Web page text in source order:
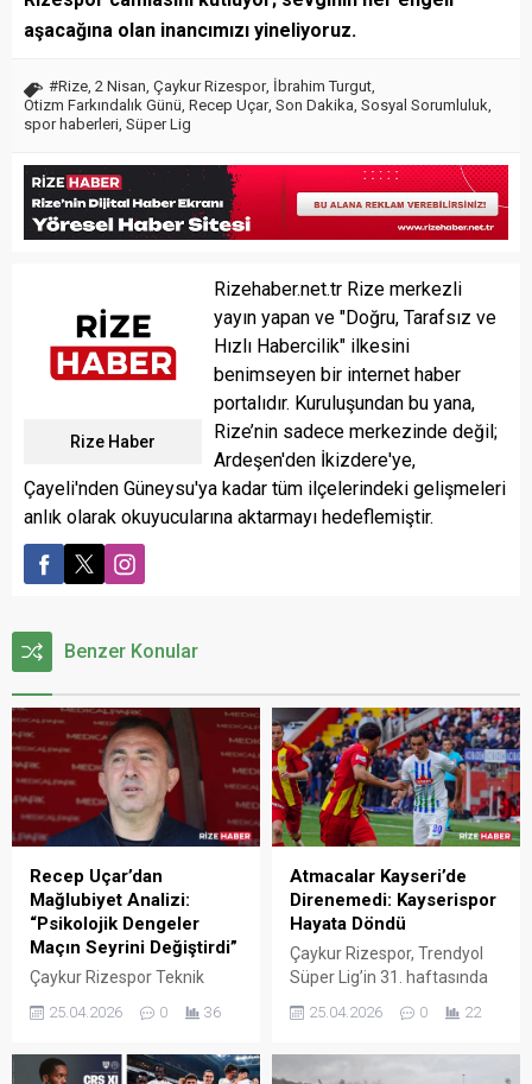
aşacağına olan inancımızı yineliyoruz.
#Rize 2 Nisan Çaykur Rizespor, İbrahim Turgut
Otizm Farkındalık Günü Recep Uçar, Son Dakika Sosyal Sorumluluk
spor haberleri Süper Lig
Rize Haber
Rizehaber.net.tr Rize merkezli
yayın yapan ve "Doğru, Tarafsız ve
Hızlı Habercilik" ilkesini
benimseyen bir internet haber
portalıdır. Kuruluşundan bu yana,
Rize’nin sadece merkezinde değil;
Ardeşen'den İkizdere'ye,
Çayeli'nden Güneysu'ya kadar tüm ilçelerindeki gelişmeleri
anlık olarak okuyucularına aktarmayı hedeflemiştir.
Benzer Konular
Recep Uçar’dan
Mağlubiyet Analizi:
“Psikolojik Dengeler
Maçın Seyrini Değiştirdi”
Çaykur Rizespor Teknik
kaybedilen Kayserispor
çarpıcı açıklamalarda
25.04.2026 0 36
Atmacalar Kayseri’de
Direnemedi: Kayserispor
Hayata Döndü
Çaykur Rizespor, Trendyol
Süper Lig’in 31. haftasında
karşısında sahadan 2-0’lık
kararları ve son bölümdeki
25.04.2026 0 22